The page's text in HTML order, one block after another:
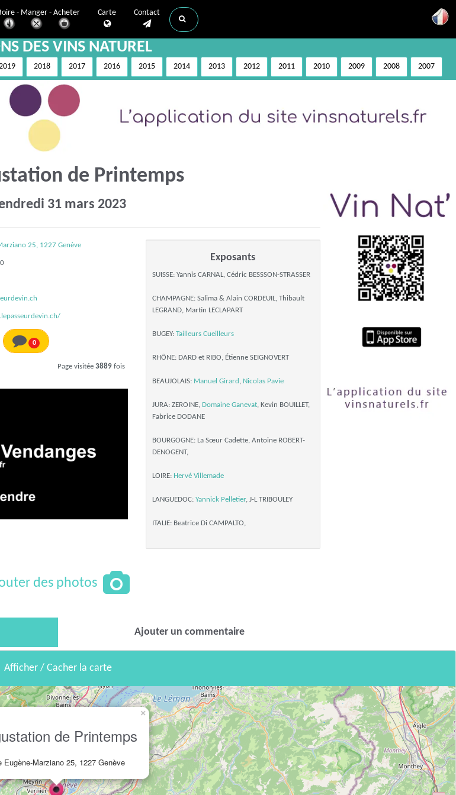
- Manger - Acheter Carte Contact
DES VINS NATUREL
2018 2017 2016 2015 2014 2013 2012 2011 2010 2009 2008 2007
de Printemps
31 mars 2023
25, 1227 Genève
0
Page visitée 3889fois
Exposants
SUISSE: Yannis CARNAL, Cédric BESSSON-STRASSER
CHAMPAGNE: Salima & Alain CORDEUIL, Thibault
LEGRAND, Martin LECLAPART
BUGEY: Tailleurs Cueilleurs
RHÔNE: DARD et RIBO, Étienne SEIGNOVERT
BEAUJOLAIS: Manuel Girard , Nicolas Pavie
JURA: ZEROINE, Domaine Ganevat, Kevin BOUILLET,
Fabrice DODANE
BOURGOGNE: La Sœur Cadette, Antoine ROBERT-
DENOGENT,
LOIRE: Hervé Villemade
LANGUEDOC: Yannick Pelletier, J-L TRIBOULEY
ITALIE: Beatrice Di CAMPALTO,
des photos
Ajouter un commentaire
Afficher / Cacher la carte
de Printemps
Eugène-Marziano 25, 1227 Genève
×